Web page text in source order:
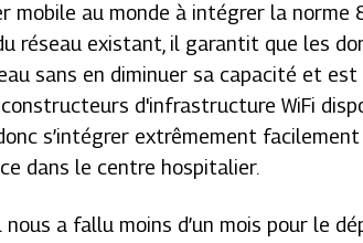
mobile au monde à intégrer la norme
réseau existant, il garantit que les
sans en diminuer sa capacité et est
d'infrastructure WiFi
s’intégrer extrêmement
dans le centre hospitalier.
a fallu moins d’un mois pour le